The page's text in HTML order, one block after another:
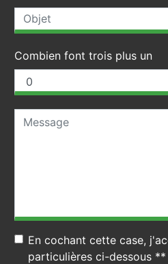
Combien font trois plus un
En cochant cette case,
particulières ci-dessous **